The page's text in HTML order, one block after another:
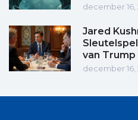
december 16,
Jared
van Trump
december 16,